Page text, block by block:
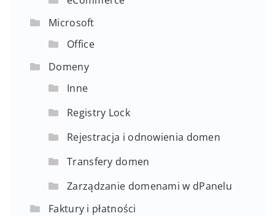
Microsoft
Office
Domeny
Inne
Registry Lock
Rejestracja i odnowienia domen
Transfery domen
Zarządzanie domenami w dPanelu
Faktury i płatności